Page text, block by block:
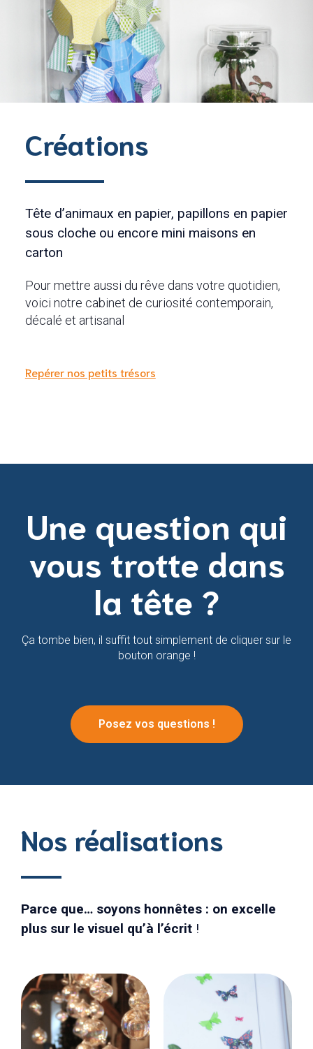
Créations
Tête d’animaux en papier, papillons en papier
sous cloche ou encore mini maisons en
carton
Pour mettre aussi du rêve dans votre quotidien,
voici notre cabinet de curiosité contemporain,
décalé et artisanal
Repérer nos petits trésors
Une question qui
vous trotte dans
la tête ?
Ça tombe bien, il suffit tout simplement de cliquer sur le
bouton orange !
Posez vos questions !
Nos réalisations
Parce que… soyons honnêtes : on excelle
plus sur le visuel qu’à l’écrit !